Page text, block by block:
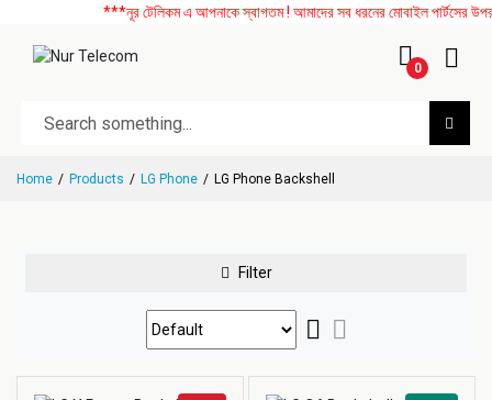
***নূর টেলিকম এ আপনাকে স্বাগতম ! আমাদের সব ধরনের মোবাইল পার্টসের
0
Home Products LG Phone LG Phone Backshell
Filter